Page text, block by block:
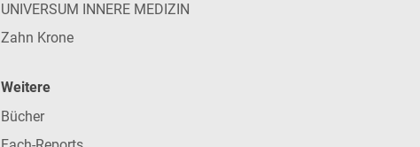
UNIVERSUM INNERE MEDIZIN
Zahn Krone
Weitere
Bücher